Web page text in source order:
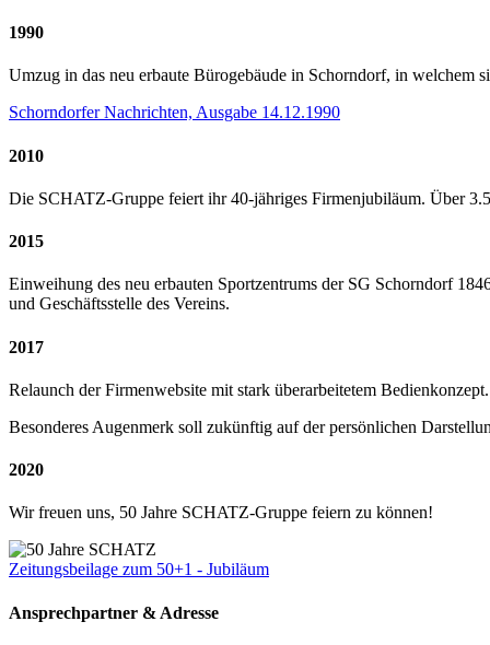
1990
Umzug in das neu erbaute Bürogebäude in Schorndorf, in welchem
Schorndorfer Nachrichten, Ausgabe 14.12.1990
2010
Die SCHATZ-Gruppe feiert ihr 40-jähriges Firmenjubiläum. Über
2015
Einweihung des neu erbauten Sportzentrums der SG Schorndorf
und Geschäftsstelle des Vereins.
2017
Relaunch der Firmenwebsite mit stark überarbeitetem Bedienkonzept.
Besonderes Augenmerk soll zukünftig auf der persönlichen
2020
Wir freuen uns, 50 Jahre SCHATZ-Gruppe feiern zu können!
Zeitungsbeilage zum 50+1 - Jubiläum
Ansprechpartner & Adresse